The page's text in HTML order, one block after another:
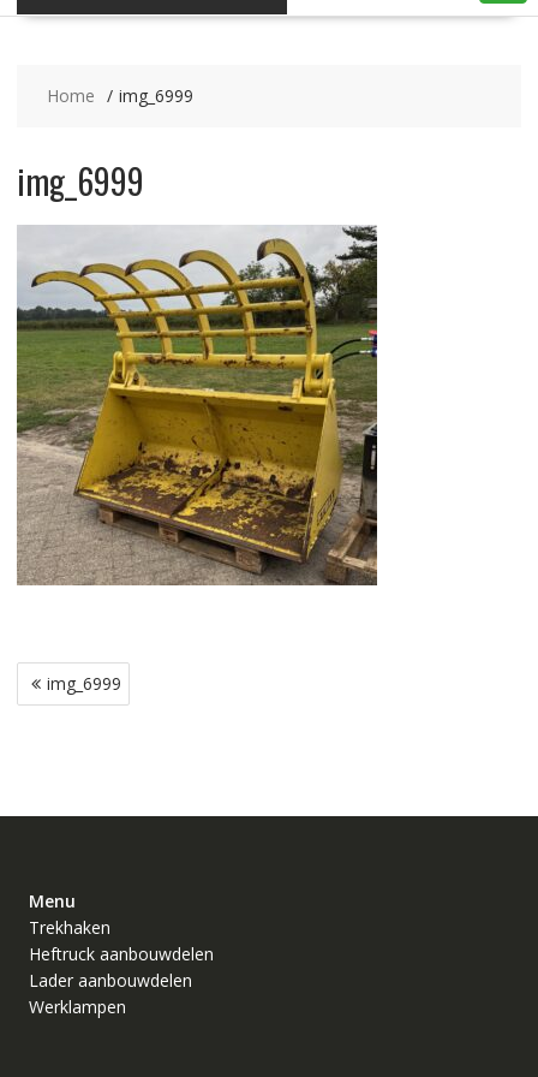
Home img_6999
img_6999
Bericht
navigatie
img_6999
Menu
Trekhaken
Heftruck aanbouwdelen
Lader aanbouwdelen
Werklampen